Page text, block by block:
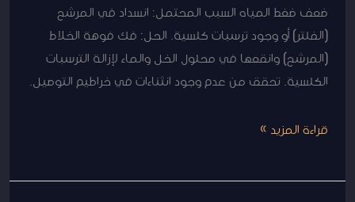
ضعف ضغط المياه السبب المحتمل: انسداد في المرشح
(الفلتر) أو وجود ترسبات كلسية. الحل: فك فوهة الخلاط
(المرشح) وانقعها في محلول الخل والماء لإزالة الترسبات
الكلسية. تحقق من عدم وجود انثناءات في خراطيم التوصيل.
قراءة المزيد »